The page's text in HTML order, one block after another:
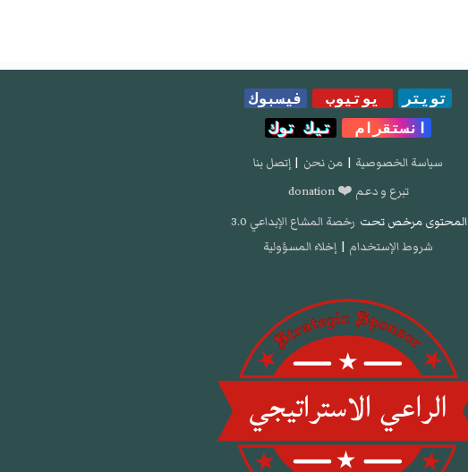
تويتر يوتيوب
فيسبوك
انستقرام
تيك توك
سياسة الخصوصية | من نحن | إتصل بنا
تبرع و دعم ❤️ donation
المحتوى مرخص تحت رخصة المشاع الإبداعي 3.0
شروط الإستخدام | إخلاء المسؤولية